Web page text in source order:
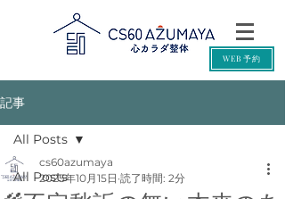
WEB予約
記事
All Posts
All Posts
cs60azumaya
2025年10月15日 読了時間: 2分